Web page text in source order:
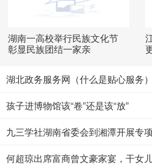
湖南一高校举行民族文化节
彰显民族团结一家亲
湖北政务服务网（什么是贴心服务）
孩子进博物馆该“卷”还是该“放”
九三学社湖南省委会到湘潭开展专
何超琼出席富商曾文豪家宴，干女